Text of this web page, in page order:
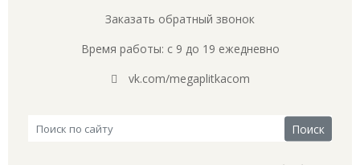
Заказать обратный звонок
Время работы: с 9 до 19 ежедневно
vk.com/megaplitkacom